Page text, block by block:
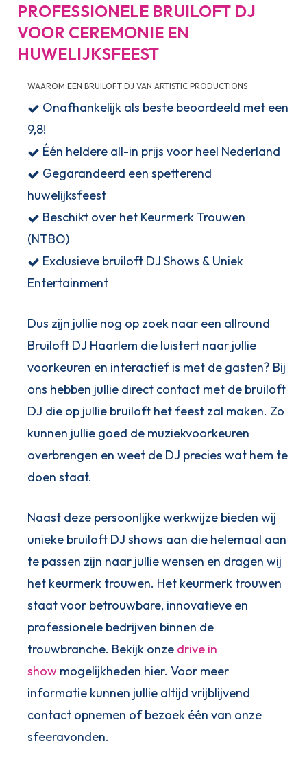
PROFESSIONELE BRUILOFT DJ
VOOR CEREMONIE EN
HUWELIJKSFEEST
WAAROM EEN BRUILOFT DJ VAN ARTISTIC PRODUCTIONS
Onafhankelijk als beste beoordeeld met een
9,8!
Één heldere all-in prijs voor heel Nederland
Gegarandeerd een spetterend
huwelijksfeest
Beschikt over het Keurmerk Trouwen
(NTBO)
Exclusieve bruiloft DJ Shows & Uniek
Entertainment
Dus zijn jullie nog op zoek naar een allround
Bruiloft DJ Haarlem die luistert naar jullie
voorkeuren en interactief is met de gasten? Bij
ons hebben jullie direct contact met de bruiloft
DJ die op jullie bruiloft het feest zal maken. Zo
kunnen jullie goed de muziekvoorkeuren
overbrengen en weet de DJ precies wat hem te
doen staat.
Naast deze persoonlijke werkwijze bieden wij
unieke bruiloft DJ shows aan die helemaal aan
te passen zijn naar jullie wensen en dragen wij
het keurmerk trouwen. Het keurmerk trouwen
staat voor betrouwbare, innovatieve en
professionele bedrijven binnen de
trouwbranche. Bekijk onze drive in
show mogelijkheden hier. Voor meer
informatie kunnen jullie altijd vrijblijvend
contact opnemen of bezoek één van onze
sfeeravonden.